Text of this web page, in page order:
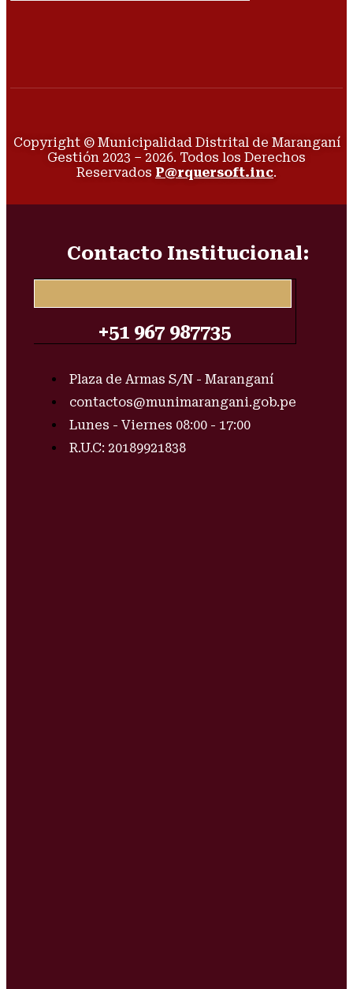
Copyright © Municipalidad Distrital de Maranganí
Gestión 2023 – 2026. Todos los Derechos
Reservados P@rquersoft.inc.
Contacto Institucional:
+51 967 987735
Plaza de Armas S/N - Maranganí
contactos@munimarangani.gob.pe
Lunes - Viernes 08:00 - 17:00
R.U.C: 20189921838